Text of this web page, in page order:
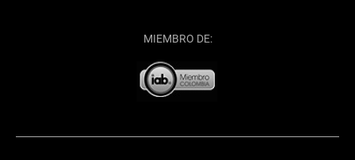
MIEMBRO DE: